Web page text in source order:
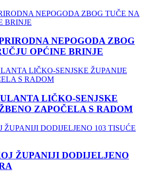
NEPOGODA ZBOG
OPĆINE BRINJE
LIČKO-SENJSKE
ZAPOČELA S RADOM
ŽUPANIJI DODIJELJENO